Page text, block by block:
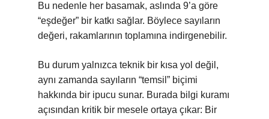
Bu nedenle her basamak, aslında 9’a göre
“eşdeğer” bir katkı sağlar. Böylece sayıların
değeri, rakamlarının toplamına indirgenebilir.
Bu durum yalnızca teknik bir kısa yol değil,
aynı zamanda sayıların “temsil” biçimi
hakkında bir ipucu sunar. Burada bilgi kuramı
açısından kritik bir mesele ortaya çıkar: Bir